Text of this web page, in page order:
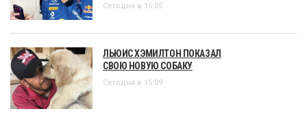
Сегодня в 16:05
ЛЬЮИС ХЭМИЛТОН ПОКАЗАЛ
СВОЮ НОВУЮ СОБАКУ
Сегодня в 15:09